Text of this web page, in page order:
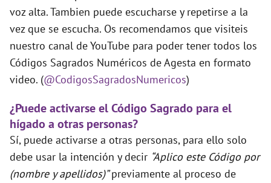
voz alta. Tambien puede escucharse y repetirse a la
vez que se escucha. Os recomendamos que visiteis
nuestro canal de YouTube para poder tener todos los
Códigos Sagrados Numéricos de Agesta en formato
video. (@CodigosSagradosNumericos)
¿Puede activarse el Código Sagrado para el
hígado a otras personas?
Sí, puede activarse a otras personas, para ello solo
debe usar la intención y decir “Aplico este Código por
(nombre y apellidos)”previamente al proceso de